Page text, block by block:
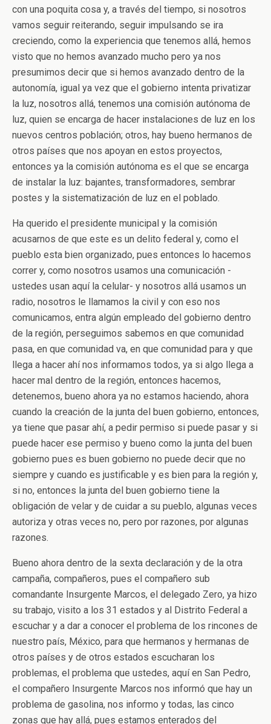
con una poquita cosa y, a través del tiempo, si nosotros
vamos seguir reiterando, seguir impulsando se ira
creciendo, como la experiencia que tenemos allá, hemos
visto que no hemos avanzado mucho pero ya nos
presumimos decir que si hemos avanzado dentro de la
autonomía, igual ya vez que el gobierno intenta privatizar
la luz, nosotros allá, tenemos una comisión autónoma de
luz, quien se encarga de hacer instalaciones de luz en los
nuevos centros población; otros, hay bueno hermanos de
otros países que nos apoyan en estos proyectos,
entonces ya la comisión autónoma es el que se encarga
de instalar la luz: bajantes, transformadores, sembrar
postes y la sistematización de luz en el poblado.
Ha querido el presidente municipal y la comisión
acusarnos de que este es un delito federal y, como el
pueblo esta bien organizado, pues entonces lo hacemos
correr y, como nosotros usamos una comunicación -
ustedes usan aquí la celular- y nosotros allá usamos un
radio, nosotros le llamamos la civil y con eso nos
comunicamos, entra algún empleado del gobierno dentro
de la región, perseguimos sabemos en que comunidad
pasa, en que comunidad va, en que comunidad para y que
llega a hacer ahí nos informamos todos, ya si algo llega a
hacer mal dentro de la región, entonces hacemos,
detenemos, bueno ahora ya no estamos haciendo, ahora
cuando la creación de la junta del buen gobierno, entonces,
ya tiene que pasar ahí, a pedir permiso si puede pasar y si
puede hacer ese permiso y bueno como la junta del buen
gobierno pues es buen gobierno no puede decir que no
siempre y cuando es justificable y es bien para la región y,
si no, entonces la junta del buen gobierno tiene la
obligación de velar y de cuidar a su pueblo, algunas veces
autoriza y otras veces no, pero por razones, por algunas
razones.
Bueno ahora dentro de la sexta declaración y de la otra
campaña, compañeros, pues el compañero sub
comandante Insurgente Marcos, el delegado Zero, ya hizo
su trabajo, visito a los 31 estados y al Distrito Federal a
escuchar y a dar a conocer el problema de los rincones de
nuestro país, México, para que hermanos y hermanas de
otros países y de otros estados escucharan los
problemas, el problema que ustedes, aquí en San Pedro,
el compañero Insurgente Marcos nos informó que hay un
problema de gasolina, nos informo y todas, las cinco
zonas que hay allá, pues estamos enterados del